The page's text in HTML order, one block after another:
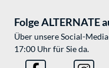
Folge ALTERNATE
Über unsere Social-
17:00 Uhr für Sie da.